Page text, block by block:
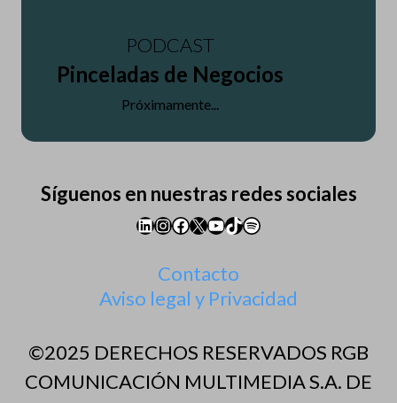
PODCAST
Pinceladas de Negocios
Próximamente...
Síguenos en nuestras redes sociales
LinkedIn
Instagram
Facebook
X YouTube
TikTok
Spotify
Contacto
Aviso legal y Privacidad
©2025 DERECHOS RESERVADOS RGB
COMUNICACIÓN MULTIMEDIA S.A. DE